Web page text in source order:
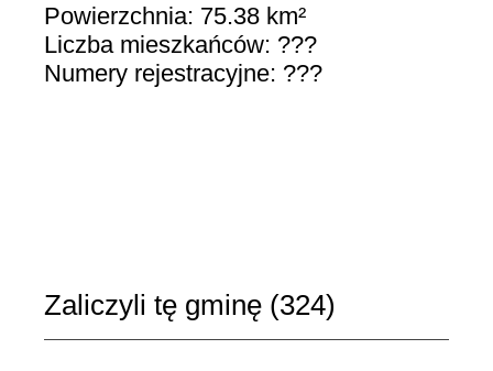
Powierzchnia: 75.38 km²
Liczba mieszkańców: ???
Numery rejestracyjne: ???
Zaliczyli tę gminę (324)